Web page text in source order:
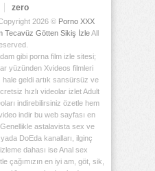
zero
2026 © Porno XXX
Tecavüz Götten Sikiş İzleAll
gibi porna film izle sitesi;
yüzünden Xvideos filmleri
hale geldi artık sansürsüz ve
hızlı videolar izlet Adult
indirebilirsiniz özetle hem
indir bu web sayfası en
Genellikle astalavista sex ve
DoEda kanalları, ilginç
dahası ise Anal sex
çağımızın en iyi am, göt, sik,